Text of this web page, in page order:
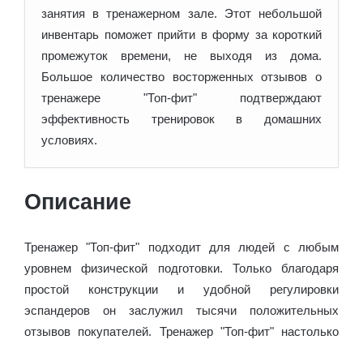
занятия в тренажерном зале. Этот небольшой
инвентарь поможет прийти в форму за короткий
промежуток времени, не выходя из дома.
Большое количество восторженных отзывов о
тренажере "Топ-фит" подтверждают
эффективность тренировок в домашних
условиях.
Описание
Тренажер "Топ-фит" подходит для людей с любым
уровнем физической подготовки. Только благодаря
простой конструкции и удобной регулировки
эспандеров он заслужил тысячи положительных
отзывов покупателей. Тренажер "Топ-фит" настолько